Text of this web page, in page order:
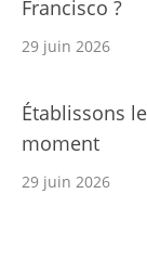
Francisco ?
29 juin 2026
Établissons
moment
29 juin 2026